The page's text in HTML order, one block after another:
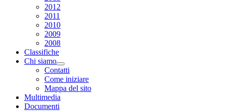
2012
2011
2010
2009
2008
Classifiche
Chi siamo
Contatti
Come iniziare
Mappa del sito
Multimedia
Documenti